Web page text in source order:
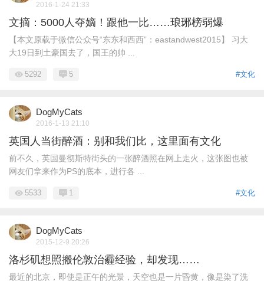
2016-1-24 21:33
文摘：5000人夺嫡！跟他一比……琅琊榜弱爆
【本文原载于微信公众号“东东和西西”：eastandwest2015】 习大
大19日到土豪国去了，国王的帅 ...
#文化
5292 5
DogMyCats
2016-1-13 21:10
英国人当街醉酒：别和我们比，这里面有文化
前不久，英国曼彻斯特街头的一张醉酒照在网上走火，这张图也被
网友们拿来作为PS的底本，进行各 ...
#文化
5533 1
DogMyCats
2015-12-9 20:26
洛杉矶想照搬伦敦治霾经验，却发现……
最近的北京，即使是正午的光景，天空也是一片昏黄，像是染了洗